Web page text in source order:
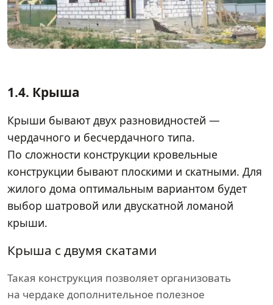
1.4. Крыша
Крыши бывают двух разновидностей —
чердачного и бесчердачного типа.
По сложности конструкции кровельные
конструкции бывают плоскими и скатными. Для
жилого дома оптимальным вариантом будет
выбор шатровой или двускатной ломаной
крыши.
Крыша с двумя скатами
Такая конструкция позволяет организовать
на чердаке дополнительное полезное